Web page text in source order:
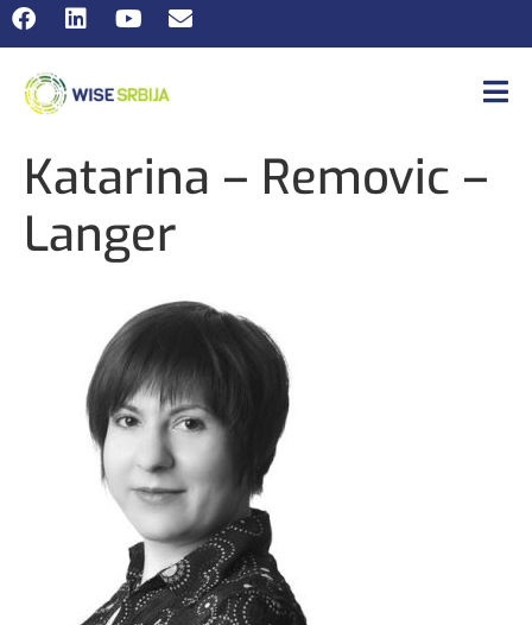
Katarina – Removic –
Langer